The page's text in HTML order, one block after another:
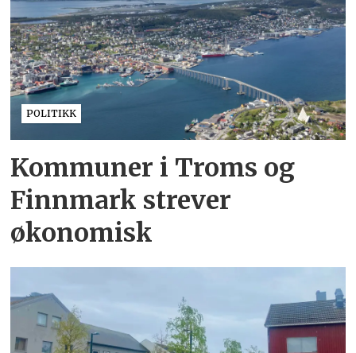
POLITIKK
Kommuner i Troms og
Finnmark strever
økonomisk